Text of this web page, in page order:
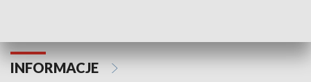
INFORMACJE